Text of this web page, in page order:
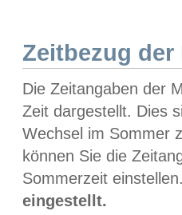
Zeitbezug der
Die Zeitangaben der
Zeit dargestellt. Dies
Wechsel im Sommer
können Sie die
Sommerzeit
eingestellt.